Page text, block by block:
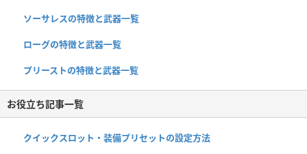
ソーサレスの特徴と武器一覧
ローグの特徴と武器一覧
プリーストの特徴と武器一覧
お役立ち記事一覧
クイックスロット・装備プリセットの設定方法